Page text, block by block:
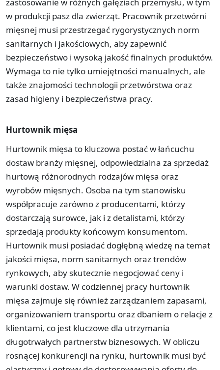
w produkcji pasz dla zwierząt. Pracownik przetwórni
mięsnej musi przestrzegać rygorystycznych norm
sanitarnych i jakościowych, aby zapewnić
bezpieczeństwo i wysoką jakość finalnych produktów.
Wymaga to nie tylko umiejętności manualnych, ale
także znajomości technologii przetwórstwa oraz
zasad higieny i bezpieczeństwa pracy.
Hurtownik mięsa
Hurtownik mięsa to kluczowa postać w łańcuchu
dostaw branży mięsnej, odpowiedzialna za sprzedaż
hurtową różnorodnych rodzajów mięsa oraz
wyrobów mięsnych. Osoba na tym stanowisku
współpracuje zarówno z producentami, którzy
dostarczają surowce, jak i z detalistami, którzy
sprzedają produkty końcowym konsumentom.
Hurtownik musi posiadać dogłębną wiedzę na temat
jakości mięsa, norm sanitarnych oraz trendów
rynkowych, aby skutecznie negocjować ceny i
warunki dostaw. W codziennej pracy hurtownik
mięsa zajmuje się również zarządzaniem zapasami,
organizowaniem transportu oraz dbaniem o relacje z
klientami, co jest kluczowe dla utrzymania
długotrwałych partnerstw biznesowych. W obliczu
rosnącej konkurencji na rynku, hurtownik musi być